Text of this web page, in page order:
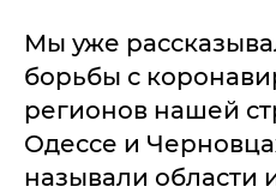
Мы уже
борьбы с
регионов нашей
Одессе и
называли области